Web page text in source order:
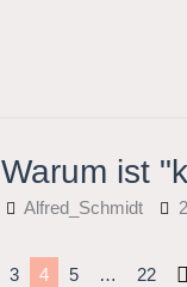
Warum ist
Alfred_Schmidt
3 4 5 … 22